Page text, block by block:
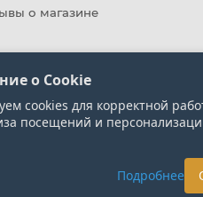
о магазине
на сайте носит
на сайте.
о Cookie
cookies для корректной
посещений и
Подробнее